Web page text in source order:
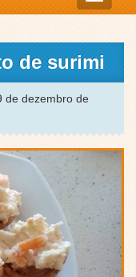
de surimi
de dezembro de